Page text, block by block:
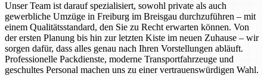
Unser Team ist darauf spezialisiert, sowohl private als auch
gewerbliche Umzüge in Freiburg im Breisgau durchzuführen – mit
einem Qualitätsstandard, den Sie zu Recht erwarten können. Von
der ersten Planung bis hin zur letzten Kiste im neuen Zuhause – wir
sorgen dafür, dass alles genau nach Ihren Vorstellungen abläuft.
Professionelle Packdienste, moderne Transportfahrzeuge und
geschultes Personal machen uns zu einer vertrauenswürdigen Wahl.